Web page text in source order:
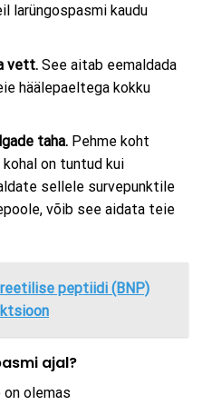
larüngospasmi kaudu
vett.See aitab eemaldada
häälepaeltega kokku
taha.Pehme koht
kohal on tuntud kui
sellele survepunktile
võib see aidata teie
peptiidi (BNP)
ajal?
olemas